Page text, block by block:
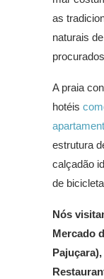
as
naturais
A praia
hotéis
estrutura
calçadão
de
Nós
Mercado